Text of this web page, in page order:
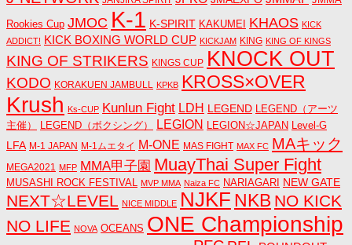
Rookies Cup JMOC K-1 K-SPIRIT KAKUMEI KHAOS KICK
ADDICT! KICK BOXING WORLD CUP KICKJAM KING KING OF KINGS
KING OF STRIKERS KINGS CUP KNOCK OUT
KODO KORAKUEN JAMBULL KPKB KROSS×OVER
Krush Ks-CUP Kunlun Fight LDH LEGEND
LEGEND（アーツ
主催）
LEGEND（ボクシング） LEGION LEGION☆JAPAN Level-G
LFA M-1 JAPAN M-1ムエタイ M-ONE MAS FIGHT MAX FC MAキック
MEGA2021 MFP MMA甲子園 MuayThai Super Fight
MUSASHI ROCK FESTIVAL MVP MMA Naiza FC NARIAGARI NEW GATE
NEXT☆LEVEL NICE MIDDLE NJKF NKB NO KICK
NO LIFE NOVA OCEANS ONE Championship